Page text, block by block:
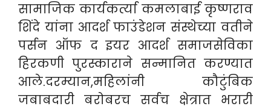
सामाजिक कार्यकर्त्या कमलाबाई कृष्णराव
शिंदे यांना आदर्श फाउंडेशन संस्थेच्या वतीने
पर्सन ऑफ द इयर आदर्श समाजसेविका
हिरकणी पुरस्काराने सन्मानित करण्यात
आले.दरम्यान,महिलांनी कौटुंबिक
जबाबदारी बरोबरच सर्वच क्षेत्रात भरारी